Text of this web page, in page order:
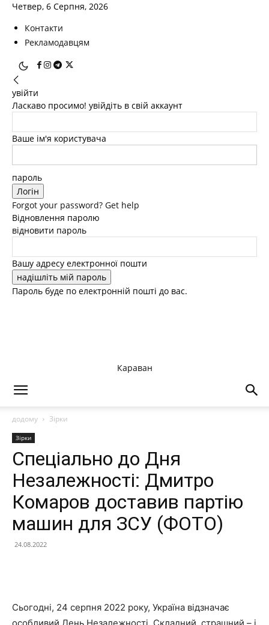
Четвер, 6 Серпня, 2026
Контакти
Рекламодавцям
увійти
Ласкаво просимо! увійдіть в свій аккаунт
Ваше ім'я користувача
пароль
Forgot your password? Get help
Відновлення паролю
відновити пароль
Вашу адресу електронної пошти
Пароль буде по електронній пошті до вас.
Караван
додому Зірки
Зірки
Спеціально до Дня
Незалежності: Дмитро
Комаров доставив партію
машин для ЗСУ (ФОТО)
24.08.2022
Сьогодні, 24 серпня 2022 року, Україна відзначає